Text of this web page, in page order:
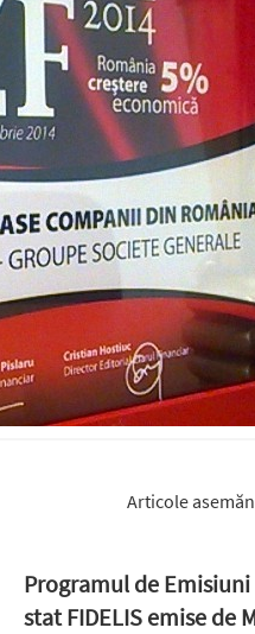
Articole
Programul de
stat FIDELIS emise de